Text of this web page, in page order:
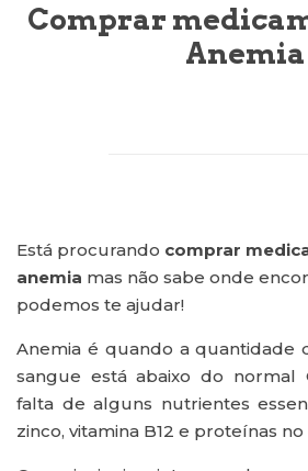
Comprar
Anemia
Está procurando comprar
anemia mas não sabe onde
podemos te ajudar!
Anemia é quando a quantidade
sangue está abaixo do normal
falta de alguns nutrientes
zinco, vitamina B12 e proteínas